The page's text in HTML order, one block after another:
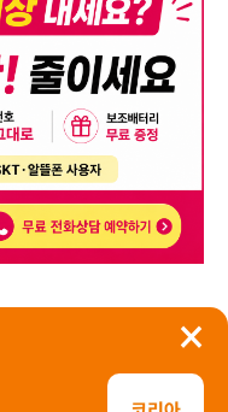
×